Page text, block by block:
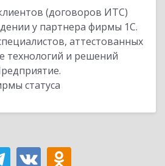
(договоров ИТС)
у партнера фирмы 1С.
аттестованных
технологий и решений
статуса